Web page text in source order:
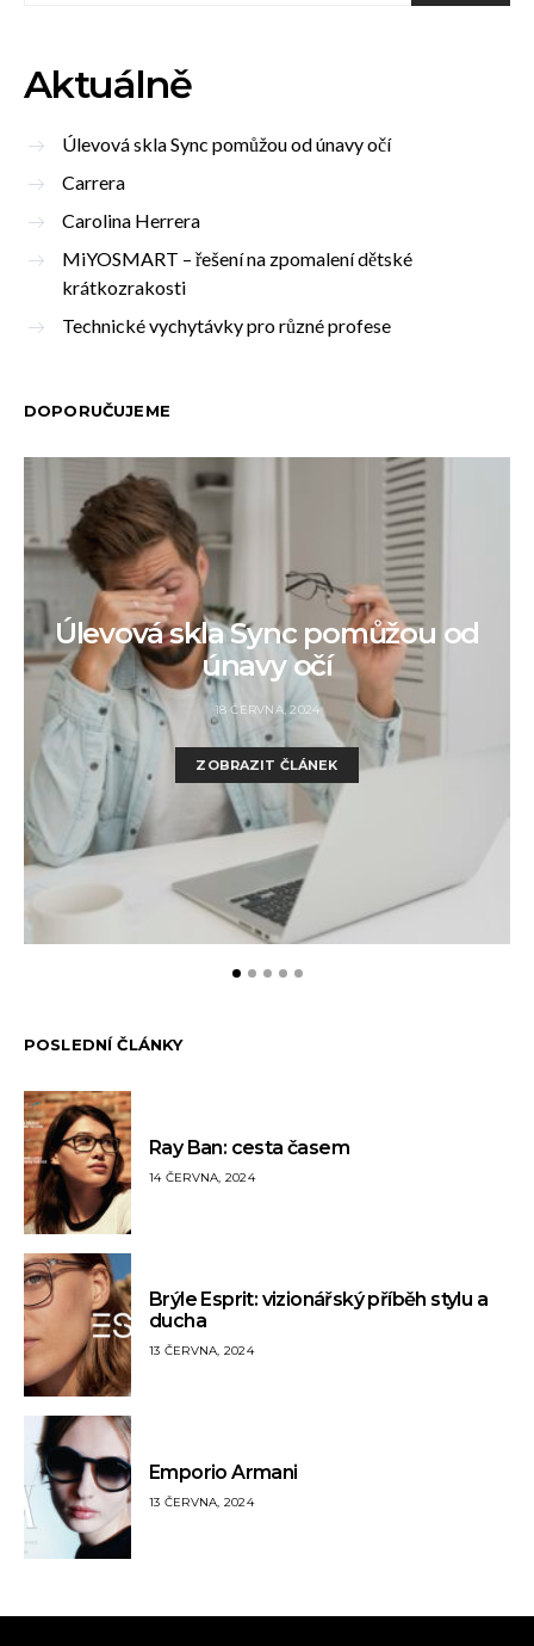
Aktuálně
Úlevová skla Sync pomůžou od únavy očí
Carrera
Carolina Herrera
MiYOSMART – řešení na zpomalení dětské
krátkozrakosti
Technické vychytávky pro různé profese
DOPORUČUJEME
Úlevová skla Sync pomůžou od
únavy očí
18 ČERVNA, 2024
ZOBRAZIT ČLÁNEK
POSLEDNÍ ČLÁNKY
Ray Ban: cesta časem
14 ČERVNA, 2024
Brýle Esprit: vizionářský příběh stylu a
ducha
13 ČERVNA, 2024
Emporio Armani
13 ČERVNA, 2024